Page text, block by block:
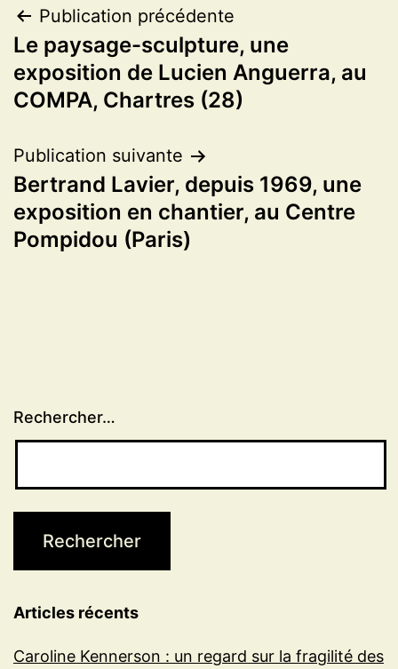
Navigation
de
l’article
Publication précédente
Le paysage-sculpture, une
exposition de Lucien Anguerra, au
COMPA, Chartres (28)
Publication suivante
Bertrand Lavier, depuis 1969, une
exposition en chantier, au Centre
Pompidou (Paris)
Rechercher…
Articles récents
Caroline Kennerson : un regard sur la fragilité des